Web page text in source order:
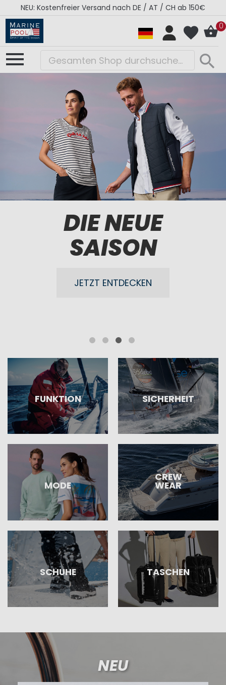
NEU: Kostenfreier Versand nach DE / AT / CH ab 150€
0
MID SEASON
SALE
ANGEBOTE ENTDECKEN
OFFSHORE
NEUHEIT
JETZT ENTDECKEN
DIE NEUE
SAISON
JETZT ENTDECKEN
RÉGATES
ROYALES
SUPER SALE
FUNKTION SICHERHEIT
MODE
CREW
WEAR
SCHUHE TASCHEN
NEU